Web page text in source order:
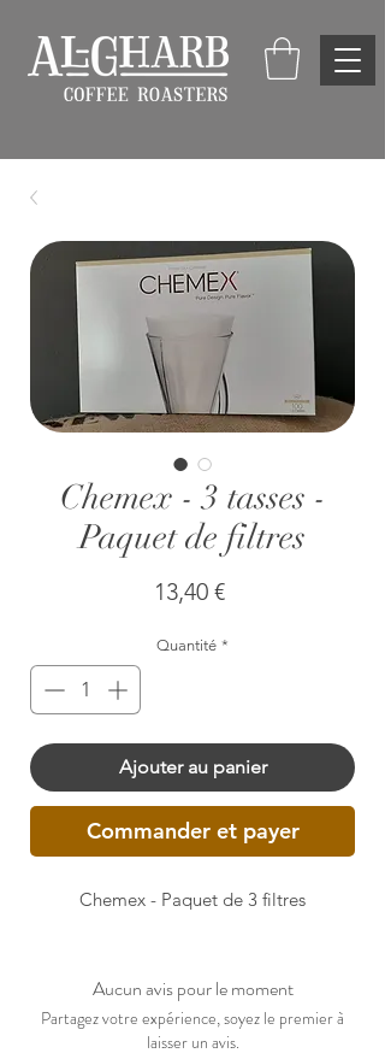
Chemex - 3 tasses -
Paquet de filtres
13,40 €Prix
Quantité *
Ajouter au panier
Commander et payer
Chemex - Paquet de 3 filtres
Aucun avis pour le moment
Partagez votre expérience, soyez le premier à
laisser un avis.